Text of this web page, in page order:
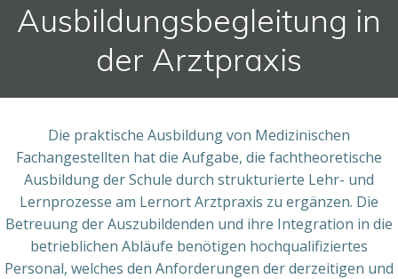
Ausbildungsbegleitung in
der Arztpraxis
Die praktische Ausbildung von Medizinischen
Fachangestellten hat die Aufgabe, die fachtheoretische
Ausbildung der Schule durch strukturierte Lehr- und
Lernprozesse am Lernort Arztpraxis zu ergänzen. Die
Betreuung der Auszubildenden und ihre Integration in die
betrieblichen Abläufe benötigen hochqualifiziertes
Personal, welches den Anforderungen der derzeitigen und